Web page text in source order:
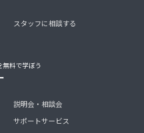
スタッフに相談する
無料で学ぼう
説明会・相談会
サポートサービス